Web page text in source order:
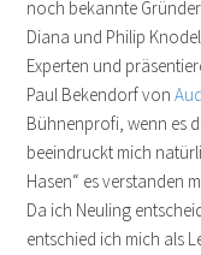
noch bekannte
Diana und Philip
Experten und
Paul Bekendorf von
Bühnenprofi, wenn es
beeindruckt mich
Hasen“ es verstanden
Da ich Neuling
entschied ich mich als